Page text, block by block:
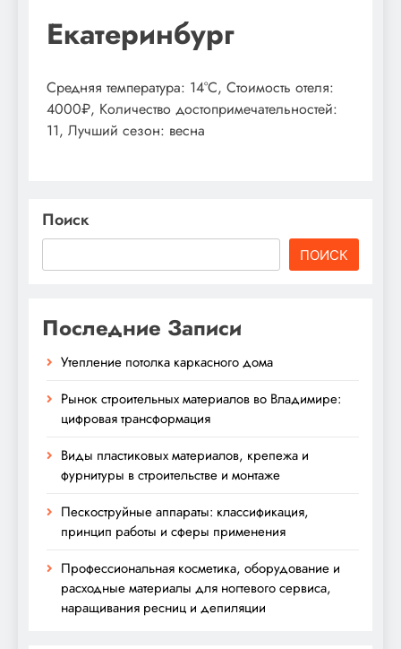
Екатеринбург
Средняя температура: 14°C, Стоимость отеля:
4000₽, Количество достопримечательностей:
11, Лучший сезон: весна
Поиск
ПОИСК
Последние Записи
Утепление потолка каркасного дома
Рынок строительных материалов во Владимире:
цифровая трансформация
Виды пластиковых материалов, крепежа и
фурнитуры в строительстве и монтаже
Пескоструйные аппараты: классификация,
принцип работы и сферы применения
Профессиональная косметика, оборудование и
расходные материалы для ногтевого сервиса,
наращивания ресниц и депиляции